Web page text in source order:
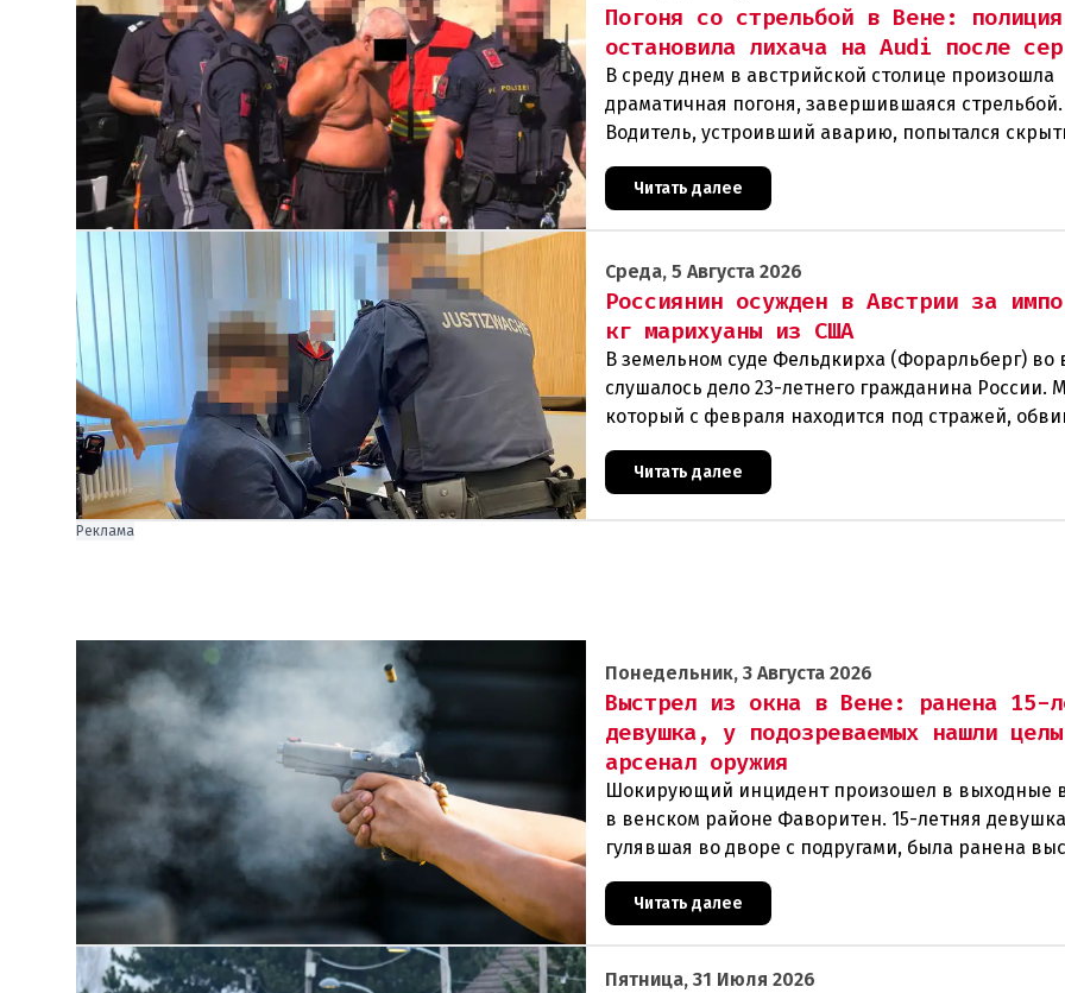
Погоня со стрельбой в Вене: полиция
остановила лихача на Audi после
В среду днем в австрийской столице произошла
драматичная погоня, завершившаяся стрельбой.
Водитель, устроивший аварию, попытался
полиции, спровоцировав несколько новых
столкновений.Что слу
Читать далее
Среда, 5 Августа 2026
Россиянин осужден в Австрии за
кг марихуаны из США
В земельном суде Фельдкирха (Форарльберг) во
слушалось дело 23-летнего гражданина России.
который с февраля находится под стражей,
Читать далее
Реклама
Понедельник, 3 Августа 2026
Выстрел из окна в Вене: ранена 15-
девушка, у подозреваемых нашли
арсенал оружия
Шокирующий инцидент произошел в выходные
в венском районе Фаворитен. 15-летняя
гулявшая во дворе с подругами, была ранена
из пневматического оружия. Полиция
Читать далее
Пятница, 31 Июля 2026